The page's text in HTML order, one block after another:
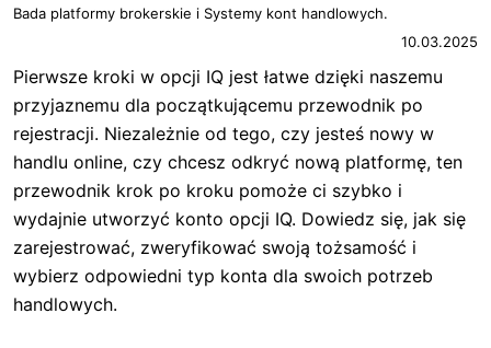
Bada platformy brokerskie i Systemy kont handlowych.
10.03.2025
Pierwsze kroki w opcji IQ jest łatwe dzięki naszemu
przyjaznemu dla początkującemu przewodnik po
rejestracji. Niezależnie od tego, czy jesteś nowy w
handlu online, czy chcesz odkryć nową platformę, ten
przewodnik krok po kroku pomoże ci szybko i
wydajnie utworzyć konto opcji IQ. Dowiedz się, jak się
zarejestrować, zweryfikować swoją tożsamość i
wybierz odpowiedni typ konta dla swoich potrzeb
handlowych.